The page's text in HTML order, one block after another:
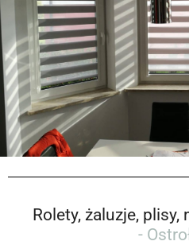
Rolety, żaluzje,
-